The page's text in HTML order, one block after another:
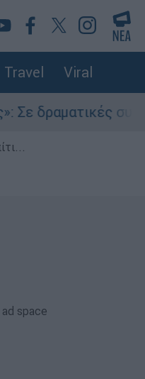
Travel Viral
συνθήκες